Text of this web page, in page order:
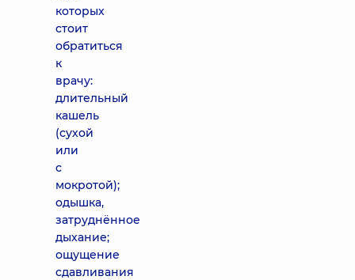
которых
стоит
обратиться
к
врачу:
длительный
кашель
(сухой
или
с
мокротой);
одышка,
затруднённое
дыхание;
ощущение
сдавливания